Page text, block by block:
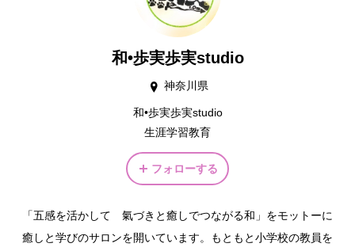
和•歩実歩実studio
神奈川県
和•歩実歩実studio
生涯学習教育
フォローする
「五感を活かして 氣づきと癒しでつながる和」をモットーに
癒しと学びのサロンを開いています。もともと小学校の教員を